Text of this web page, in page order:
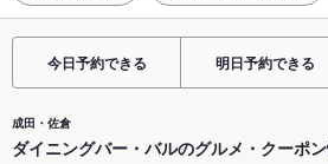
今日予約できる 明日予約できる
成田・佐倉
ダイニングバー・バルのグルメ・クーポ